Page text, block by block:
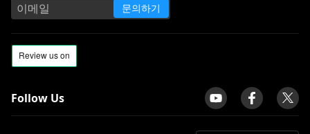
문의하기
Follow Us